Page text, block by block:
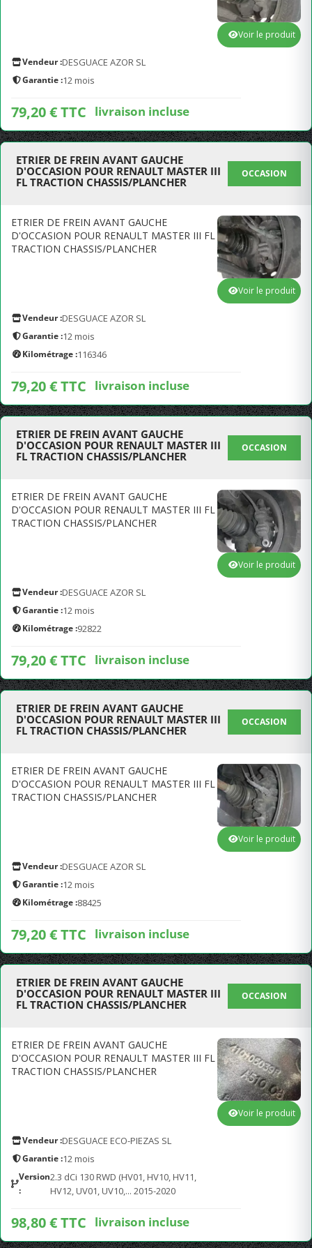
Vendeur :DESGUACE AZOR SL
Garantie :12 mois
79,20 € TTC livraison incluse
Voir le produit
ETRIER DE FREIN AVANT GAUCHE
D'OCCASION POUR RENAULT MASTER III
FL TRACTION CHASSIS/PLANCHER
OCCASION
ETRIER DE FREIN AVANT GAUCHE
D'OCCASION POUR RENAULT MASTER III FL
TRACTION CHASSIS/PLANCHER
Vendeur :DESGUACE AZOR SL
Garantie :12 mois
Kilométrage :116346
79,20 € TTC livraison incluse
Voir le produit
ETRIER DE FREIN AVANT GAUCHE
D'OCCASION POUR RENAULT MASTER III
FL TRACTION CHASSIS/PLANCHER
OCCASION
ETRIER DE FREIN AVANT GAUCHE
D'OCCASION POUR RENAULT MASTER III FL
TRACTION CHASSIS/PLANCHER
Vendeur :DESGUACE AZOR SL
Garantie :12 mois
Kilométrage :92822
79,20 € TTC livraison incluse
Voir le produit
ETRIER DE FREIN AVANT GAUCHE
D'OCCASION POUR RENAULT MASTER III
FL TRACTION CHASSIS/PLANCHER
OCCASION
ETRIER DE FREIN AVANT GAUCHE
D'OCCASION POUR RENAULT MASTER III FL
TRACTION CHASSIS/PLANCHER
Vendeur :DESGUACE AZOR SL
Garantie :12 mois
Kilométrage :88425
79,20 € TTC livraison incluse
Voir le produit
ETRIER DE FREIN AVANT GAUCHE
D'OCCASION POUR RENAULT MASTER III
FL TRACTION CHASSIS/PLANCHER
OCCASION
ETRIER DE FREIN AVANT GAUCHE
D'OCCASION POUR RENAULT MASTER III FL
TRACTION CHASSIS/PLANCHER
Vendeur :DESGUACE ECO-PIEZAS SL
Garantie :12 mois
Version
:
2.3 dCi 130 RWD (HV01, HV10, HV11,
HV12, UV01, UV10,... 2015-2020
98,80 € TTC livraison incluse
Voir le produit